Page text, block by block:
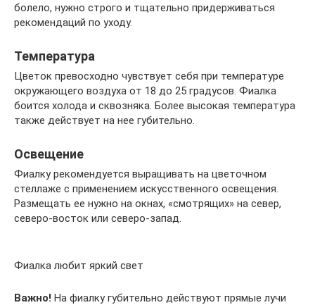
болело, нужно строго и тщательно придерживаться
рекомендаций по уходу.
Температура
Цветок превосходно чувствует себя при температуре
окружающего воздуха от 18 до 25 градусов. Фиалка
боится холода и сквозняка. Более высокая температура
также действует на нее губительно.
Освещение
Фиалку рекомендуется выращивать на цветочном
стеллаже с применением искусственного освещения.
Размещать ее нужно на окнах, «смотрящих» на север,
северо-восток или северо-запад.
Фиалка любит яркий свет
Важно! На фиалку губительно действуют прямые лучи